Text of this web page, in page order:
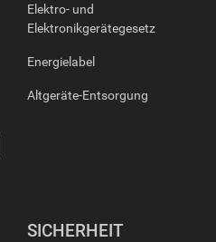
Elektro- und
Elektronikgerätegesetz
Energielabel
Altgeräte-Entsorgung
SICHERHEIT